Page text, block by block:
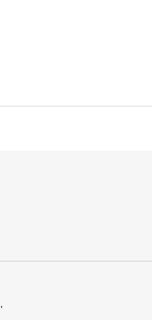
.